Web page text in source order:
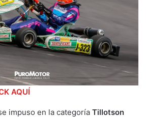
AQUÍ
impuso en la categoría Tillotson